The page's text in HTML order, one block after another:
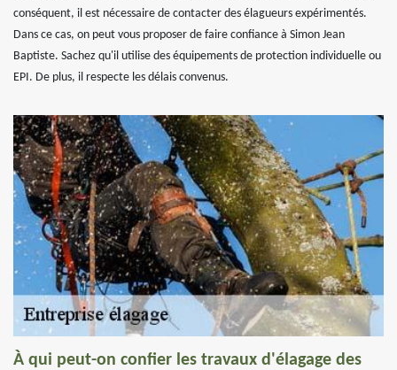
conséquent, il est nécessaire de contacter des élagueurs expérimentés.
Dans ce cas, on peut vous proposer de faire confiance à Simon Jean
Baptiste. Sachez qu'il utilise des équipements de protection individuelle ou
EPI. De plus, il respecte les délais convenus.
À qui peut-on confier les travaux d'élagage des